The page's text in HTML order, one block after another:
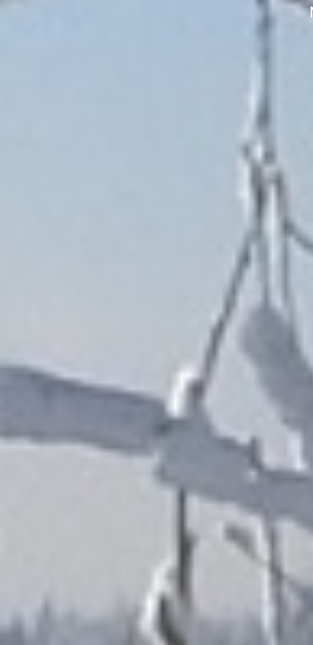
Nonnenmattweiher-Spur: nicht
nicht
jederzeit
eine 4 Meter breite Gasse für
und das Spurgerät freilassen -
Unterstützen Sie uns durch den Kauf einer
einer Spende, damit das Lopienzentrum
werden kann.
Skiclub Malsburg-Marzell
Sparkasse Lörrach-Rheinfelden
IBAN DE796835 0048 0001 0575
BIC SKLODE66
Euer Skiclub Team